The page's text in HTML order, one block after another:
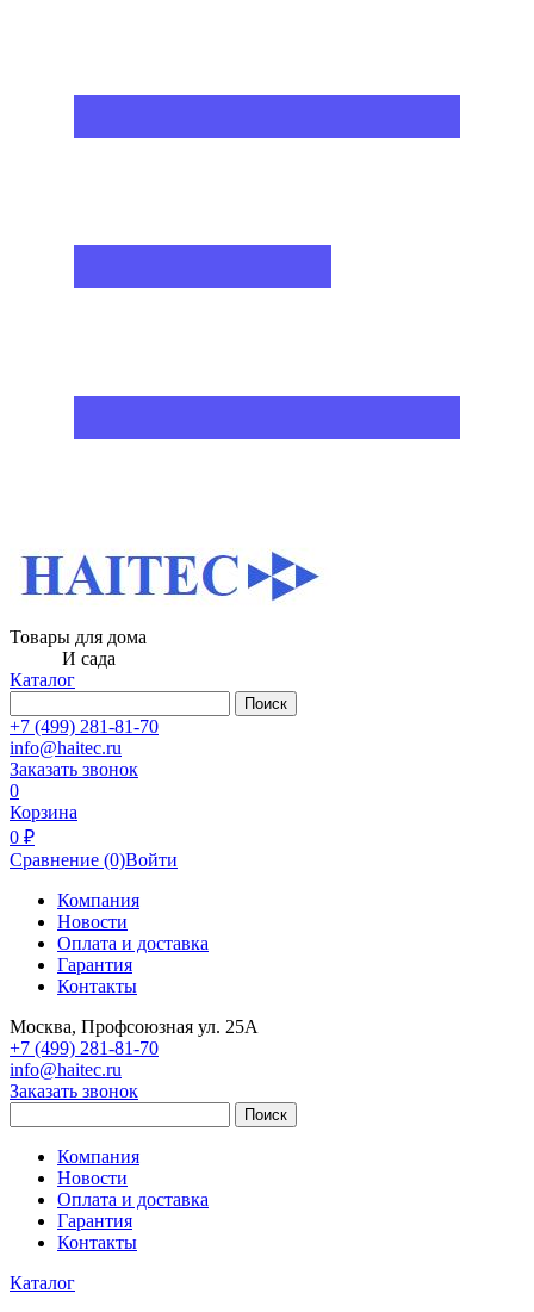
Товары для дома
И сада
Каталог
Поиск
+7 (499) 281-81-70
info@haitec.ru
Заказать звонок
0
Корзина
0 ₽
Сравнение (0)Войти
Компания
Новости
Оплата и доставка
Гарантия
Контакты
Москва, Профсоюзная ул. 25А
+7 (499) 281-81-70
info@haitec.ru
Заказать звонок
Поиск
Компания
Новости
Оплата и доставка
Гарантия
Контакты
Каталог